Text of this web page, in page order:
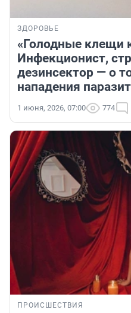
ЗДОРОВЬЕ
«Голодные клещи
Инфекционист,
дезинсектор — о
нападения
1 июня, 2026, 07:00 774
ПРОИСШЕСТВИЯ